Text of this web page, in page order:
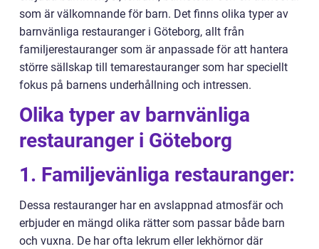
som är välkomnande för barn. Det finns olika typer av
barnvänliga restauranger i Göteborg, allt från
familjerestauranger som är anpassade för att hantera
större sällskap till temarestauranger som har speciellt
fokus på barnens underhållning och intressen.
Olika typer av barnvänliga
restauranger i Göteborg
1. Familjevänliga restauranger:
Dessa restauranger har en avslappnad atmosfär och
erbjuder en mängd olika rätter som passar både barn
och vuxna. De har ofta lekrum eller lekhörnor där